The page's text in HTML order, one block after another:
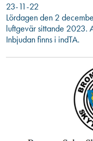
23-11-22
Lördagen den 2
luftgevär sittande 2023.
Inbjudan finns i indTA.